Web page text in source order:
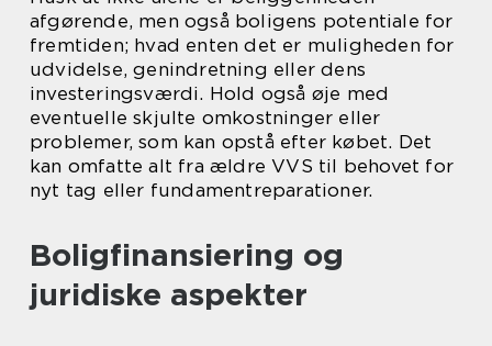
afgørende, men også boligens potentiale for
fremtiden; hvad enten det er muligheden for
udvidelse, genindretning eller dens
investeringsværdi. Hold også øje med
eventuelle skjulte omkostninger eller
problemer, som kan opstå efter købet. Det
kan omfatte alt fra ældre VVS til behovet for
nyt tag eller fundamentreparationer.
Boligfinansiering og
juridiske aspekter